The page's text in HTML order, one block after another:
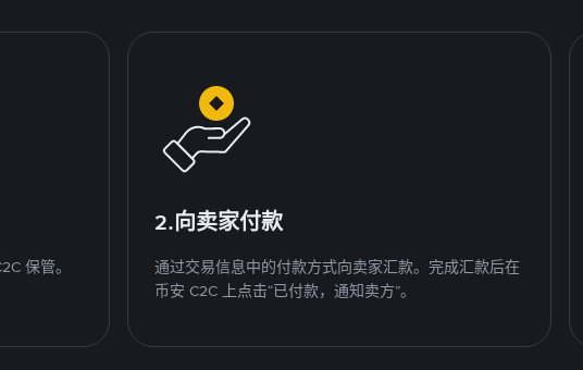
保管。
2.向卖家付款
通过交易信息中的付款方式向卖家汇款。完成汇款后在
币安 C2C 上点击“已付款，通知卖方”。